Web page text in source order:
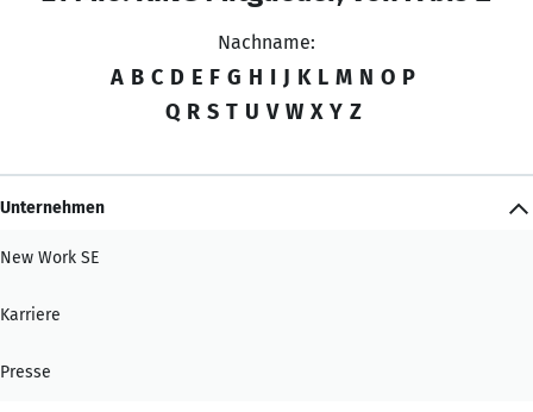
Nachname:
A B C D E F G H I J K L M N O P
Q R S T U V W X Y Z
Unternehmen
New Work SE
Karriere
Presse